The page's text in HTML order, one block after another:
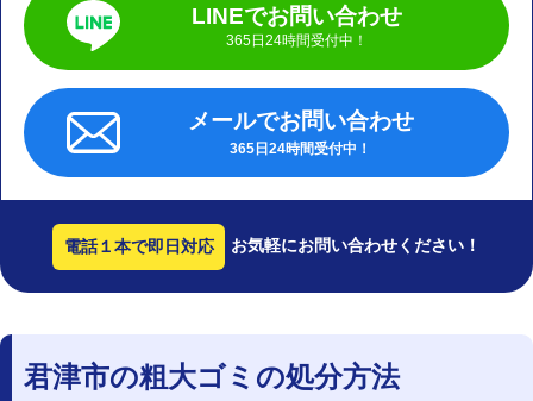
LINEでお問い合わせ
365日24時間受付中！
メールでお問い合わせ
365日24時間受付中！
電話１本で即日対応 お気軽にお問い合わせください！
君津市の粗大ゴミの処分方法